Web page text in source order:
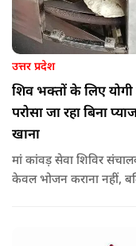
उत्तर प्रदेश
शिव भक्तों के लिए
परोसा जा रहा बिना
खाना
मां कांवड़ सेवा शिविर
केवल भोजन कराना नहीं,